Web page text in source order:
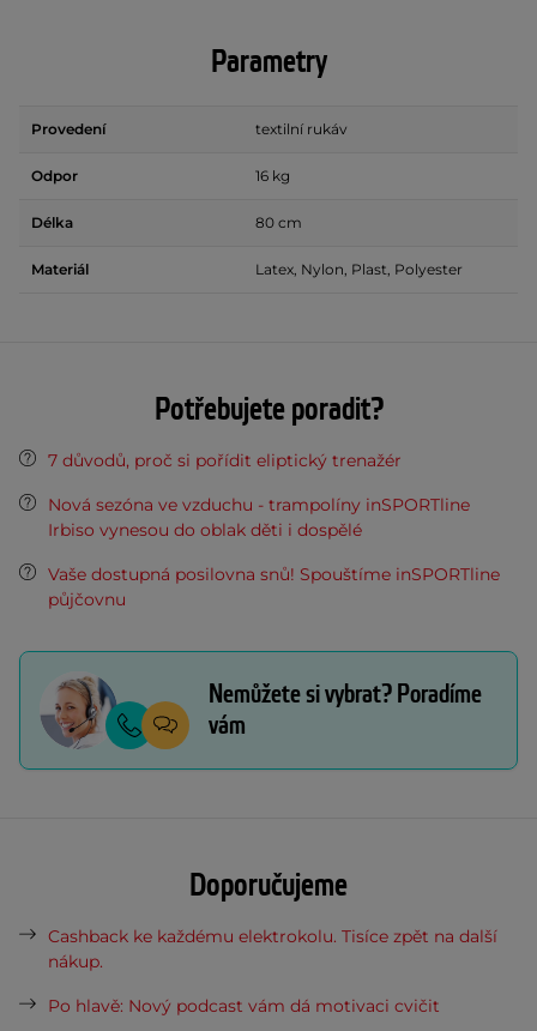
Parametry
Provedení textilní rukáv
Odpor 16 kg
Délka 80 cm
Materiál Latex, Nylon, Plast, Polyester
Potřebujete poradit?
7 důvodů, proč si pořídit eliptický trenažér
Nová sezóna ve vzduchu - trampolíny inSPORTline
Irbiso vynesou do oblak děti i dospělé
Vaše dostupná posilovna snů! Spouštíme inSPORTline
půjčovnu
Nemůžete si vybrat? Poradíme
vám
Doporučujeme
Cashback ke každému elektrokolu. Tisíce zpět na další
nákup.
Po hlavě: Nový podcast vám dá motivaci cvičit